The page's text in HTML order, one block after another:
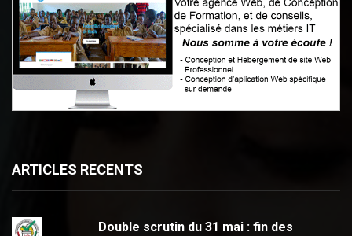
ARTICLES RECENTS
Double scrutin du 31 mai : fin des